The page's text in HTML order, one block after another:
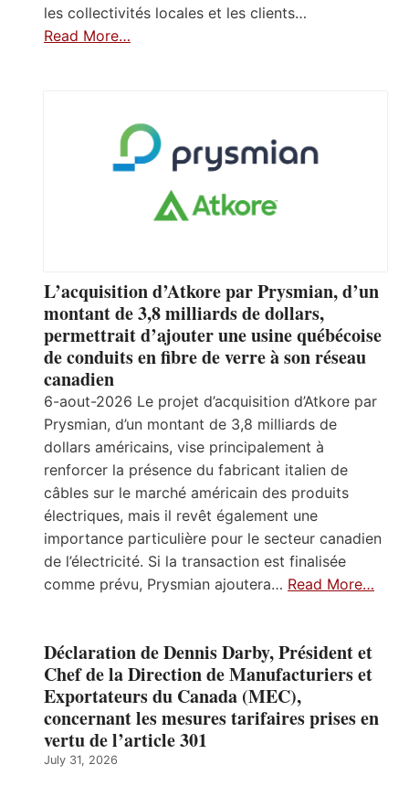
les collectivités locales et les clients…
Read More…
L’acquisition d’Atkore par Prysmian, d’un
montant de 3,8 milliards de dollars,
permettrait d’ajouter une usine québécoise
de conduits en fibre de verre à son réseau
canadien
6-aout-2026 Le projet d’acquisition d’Atkore par
Prysmian, d’un montant de 3,8 milliards de
dollars américains, vise principalement à
renforcer la présence du fabricant italien de
câbles sur le marché américain des produits
électriques, mais il revêt également une
importance particulière pour le secteur canadien
de l’électricité. Si la transaction est finalisée
comme prévu, Prysmian ajoutera… Read More…
Déclaration de Dennis Darby, Président et
Chef de la Direction de Manufacturiers et
Exportateurs du Canada (MEC),
concernant les mesures tarifaires prises en
vertu de l’article 301
July 31, 2026